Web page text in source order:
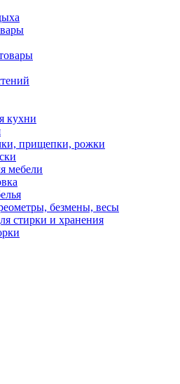
кухни
прищепки, рожки
мебели
безмены, весы
стирки и хранения